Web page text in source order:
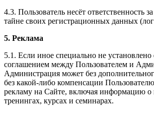
4.3. Пользователь несёт ответственность
тайне своих регистрационных данных
5. Реклама
5.1. Если иное специально не
соглашением между Пользователем и
Администрация может без
без какой-либо компенсации
рекламу на Сайте, включая информацию
тренингах, курсах и семинарах.